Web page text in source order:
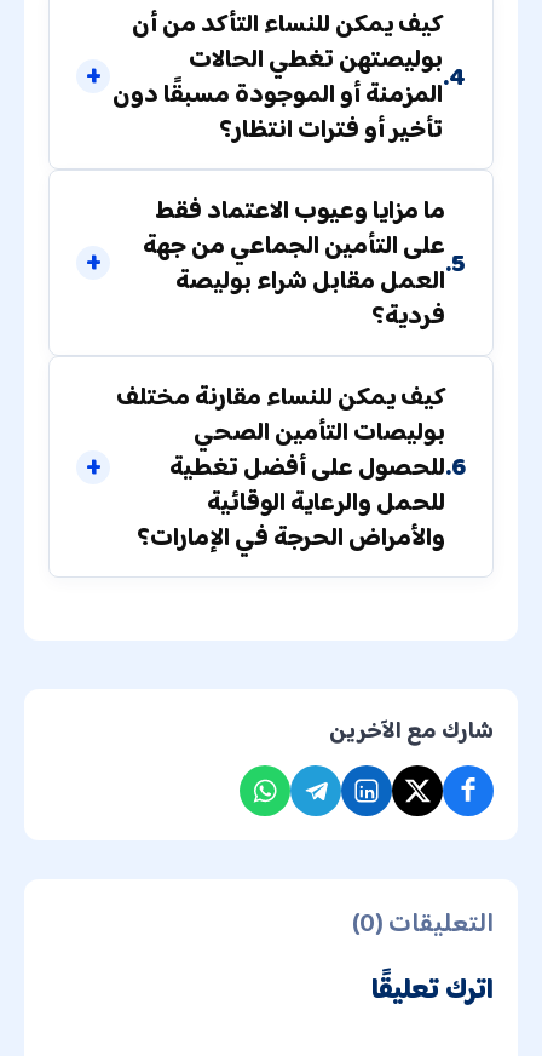
4.
كيف يمكن للنساء التأكد من أن
بوليصتهن تغطي الحالات
المزمنة أو الموجودة مسبقًا دون
تأخير أو فترات انتظار؟
5.
ما مزايا وعيوب الاعتماد فقط
على التأمين الجماعي من جهة
العمل مقابل شراء بوليصة
فردية؟
6.
كيف يمكن للنساء مقارنة مختلف
بوليصات التأمين الصحي
للحصول على أفضل تغطية
للحمل والرعاية الوقائية
والأمراض الحرجة في الإمارات؟
شارك مع الآخرين
التعليقات (0)
اترك تعليقًا